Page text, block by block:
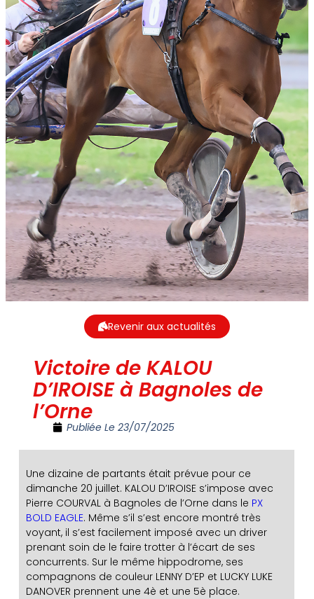
Revenir aux actualités
Victoire de KALOU
D’IROISE à Bagnoles de
l’Orne
Publiée Le 23/07/2025
Une dizaine de partants était prévue pour ce
dimanche 20 juillet. KALOU D’IROISE s’impose avec
Pierre COURVAL à Bagnoles de l’Orne dans le PX
BOLD EAGLE. Même s’il s’est encore montré très
voyant, il s’est facilement imposé avec un driver
prenant soin de le faire trotter à l’écart de ses
concurrents. Sur le même hippodrome, ses
compagnons de couleur LENNY D’EP et LUCKY LUKE
DANOVER prennent une 4è et une 5è place.